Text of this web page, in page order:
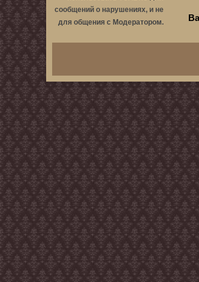
сообщений о нарушениях, и не
для общения с Модератором.